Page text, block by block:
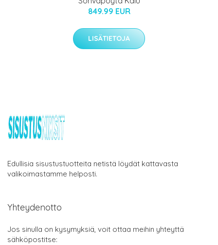
849.99 EUR
LISÄTIETOJA
Edullisia sisustustuotteita netistä löydät kattavasta
valikoimastamme helposti.
Yhteydenotto
Jos sinulla on kysymyksiä, voit ottaa meihin yhteyttä
sähköpostitse: